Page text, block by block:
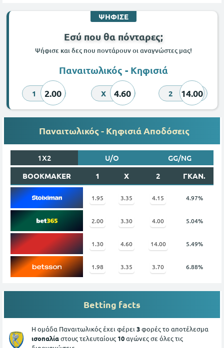
ΨΗΦΙΣΕ
Εσύ που θα πόνταρες;
Ψήφισε και δες που ποντάρουν οι αναγνώστες μας!
Παναιτωλικός - Κηφισιά
1 2.00 X 4.60 2 14.00
Παναιτωλικός - Κηφισιά Αποδόσεις
1X2 U/O
GG/NG
BOOKMAKER
1 X 2 ΓΚΑΝ.
1.95 3.35 4.15 4.97%
2.00 3.30 4.00 5.04%
1.30 4.60 14.00 5.49%
1.98 3.35 3.70 6.88%
Betting facts
Η ομάδα Παναιτωλικός έχει φέρει 3φορές το αποτέλεσμα
ισοπαλίαστους τελευταίους 10αγώνες σε όλες τις